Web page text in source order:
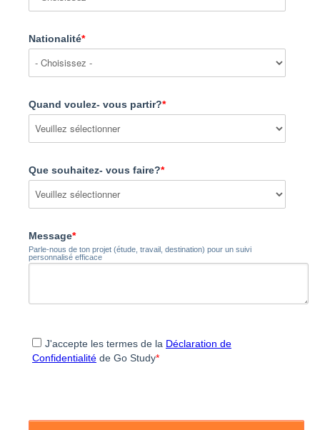
Nationalité*
Quand voulez- vous partir?*
Que souhaitez- vous faire?*
Message*
Parle-nous de ton projet (étude, travail, destination) pour un suivi
personnalisé efficace
J'accepte les termes de la Déclaration de
Confidentialité de Go Study*